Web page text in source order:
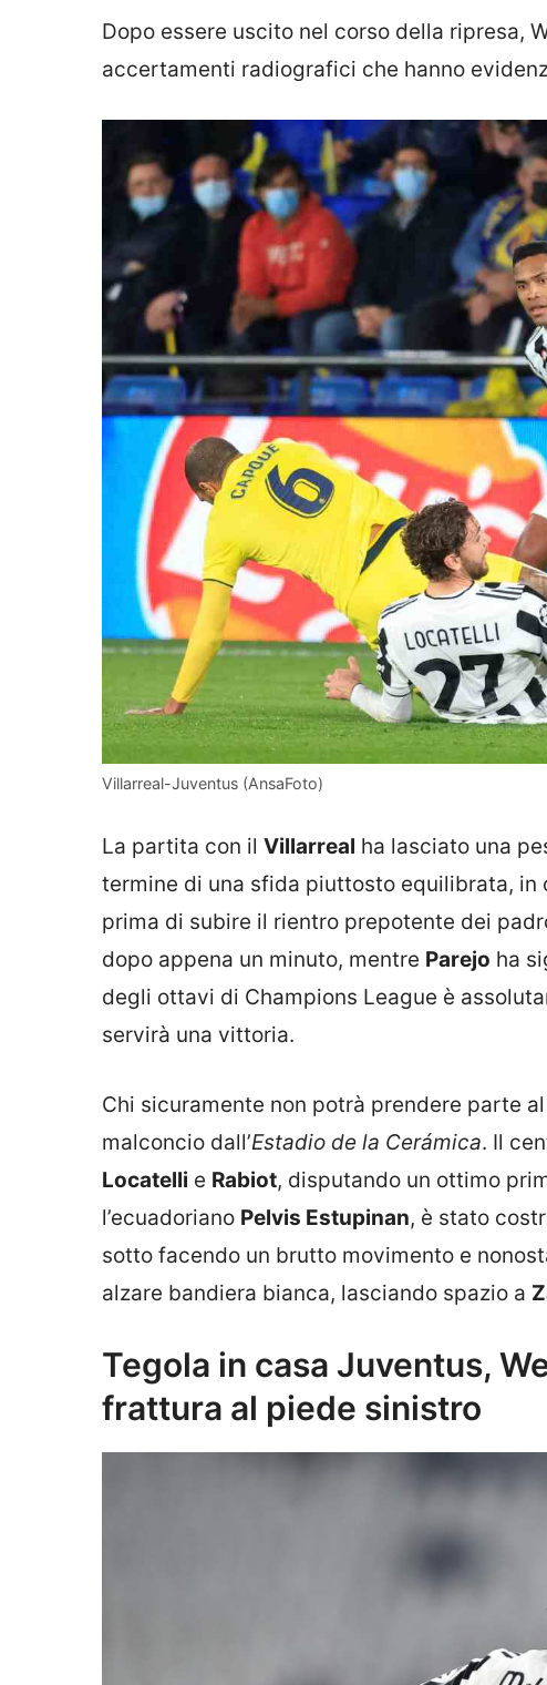
Dopo essere uscito nel corso della ripresa,
accertamenti radiografici che hanno
Villarreal-Juventus (AnsaFoto)
La partita con il Villarreal ha lasciato una
termine di una sfida piuttosto equilibrata, in
prima di subire il rientro prepotente dei
dopo appena un minuto, mentre Parejo ha
degli ottavi di Champions League è
servirà una vittoria.
Chi sicuramente non potrà prendere parte
malconcio dall’Estadio de la Cerámica. Il
Locatelli e Rabiot, disputando un ottimo
l’ecuadoriano Pelvis Estupinan, è stato
sotto facendo un brutto movimento e
alzare bandiera bianca, lasciando spazio a
Tegola in casa Juventus,
frattura al piede sinistro